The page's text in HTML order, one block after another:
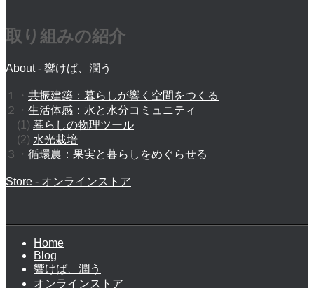
取り組みの紹介
About - 響けば、潤う
１・ 共振建築：暮らしが響く空間をつくる
２・ 生活体感：水と水分コミュニティ
(1) 暮らしの物理ツール
(2) 水光栽培
３・ 循環農：果実と暮らしをめぐらせる
Store - オンラインストア
Home
Blog
響けば、潤う
オンラインストア